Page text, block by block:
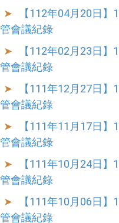
【112年04月20日
管會議紀錄
【112年02月23日
管會議紀錄
【111年12月27日
管會議紀錄
【111年11月17日
管會議紀錄
【111年10月24日
管會議紀錄
【111年10月06日
管會議紀錄